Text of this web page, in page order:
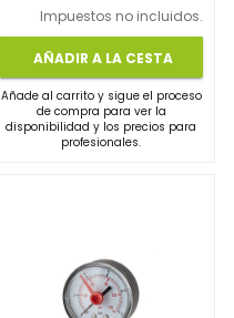
Impuestos no incluidos.
AÑADIR A LA CESTA
Añade al carrito y sigue el proceso
de compra para ver la
disponibilidad y los precios para
profesionales.